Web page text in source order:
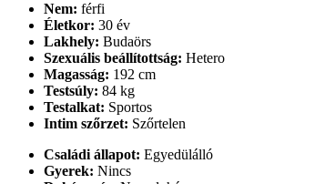
Nem: férfi
Életkor: 30 év
Lakhely: Budaörs
Szexuális beállítottság: Hetero
Magasság: 192 cm
Testsúly: 84 kg
Testalkat: Sportos
Intim szőrzet: Szőrtelen
Családi állapot: Egyedülálló
Gyerek: Nincs